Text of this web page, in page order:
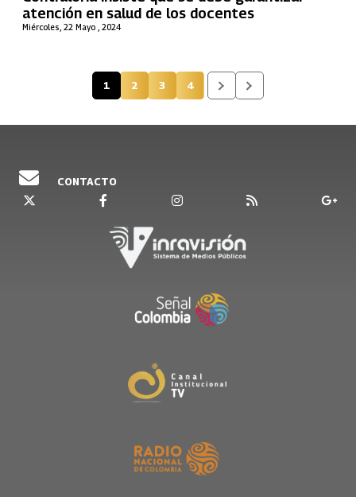
Miércoles, 22 Mayo , 2024
atención en salud de los docentes
Página actual
1 Página
2 Página
3 Página
4
CONTACTO